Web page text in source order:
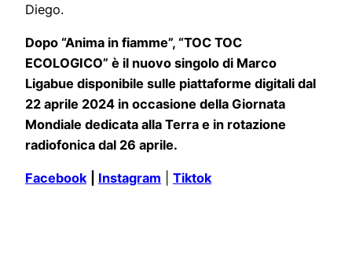
Diego.
Dopo “Anima in fiamme”, “TOC TOC
ECOLOGICO” è il nuovo singolo di Marco
Ligabue disponibile sulle piattaforme digitali dal
22 aprile 2024 in occasione della Giornata
Mondiale dedicata alla Terra e in rotazione
radiofonica dal 26 aprile.
Facebook Instagram Tiktok